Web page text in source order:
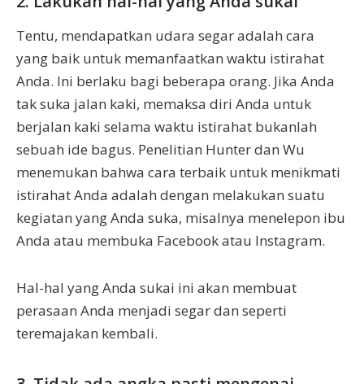
Tentu, mendapatkan udara segar adalah cara
yang baik untuk memanfaatkan waktu istirahat
Anda. Ini berlaku bagi beberapa orang. Jika Anda
tak suka jalan kaki, memaksa diri Anda untuk
berjalan kaki selama waktu istirahat bukanlah
sebuah ide bagus. Penelitian Hunter dan Wu
menemukan bahwa cara terbaik untuk menikmati
istirahat Anda adalah dengan melakukan suatu
kegiatan yang Anda suka, misalnya menelepon ibu
Anda atau membuka Facebook atau Instagram.
Hal-hal yang Anda sukai ini akan membuat
perasaan Anda menjadi segar dan seperti
teremajakan kembali.